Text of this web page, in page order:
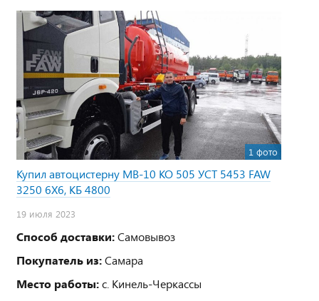
1 фото
Купил автоцистерну МВ-10 КО 505 УСТ 5453 FAW
3250 6Х6, КБ 4800
19 июля 2023
Способ доставки:Самовывоз
Покупатель из:Самара
Место работы:с. Кинель-Черкассы